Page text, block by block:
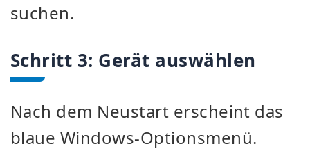
suchen.
Schritt 3: Gerät auswählen
Nach dem Neustart erscheint das
blaue Windows-Optionsmenü.